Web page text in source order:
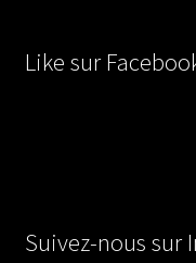
Like sur
Suivez-nous sur